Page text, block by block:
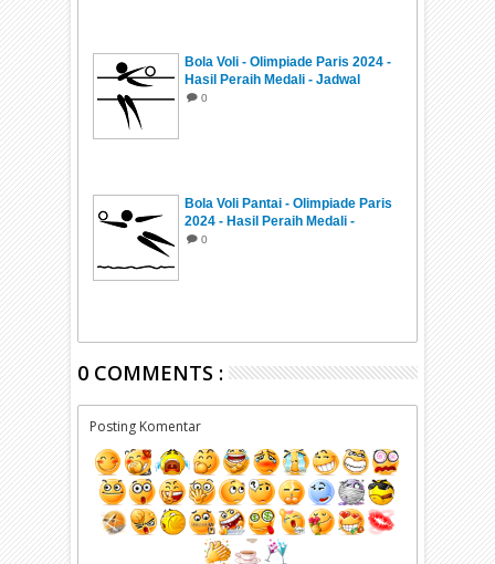
Bola Voli - Olimpiade Paris 2024 -
Hasil Peraih Medali - Jadwal
0
Bola Voli Pantai - Olimpiade Paris
2024 - Hasil Peraih Medali -
Jadwal
0
0 COMMENTS :
Posting Komentar